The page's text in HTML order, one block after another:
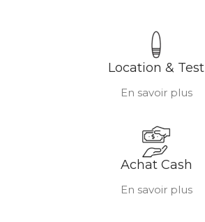
Location & Test
En savoir plus
Achat Cash
En savoir plus